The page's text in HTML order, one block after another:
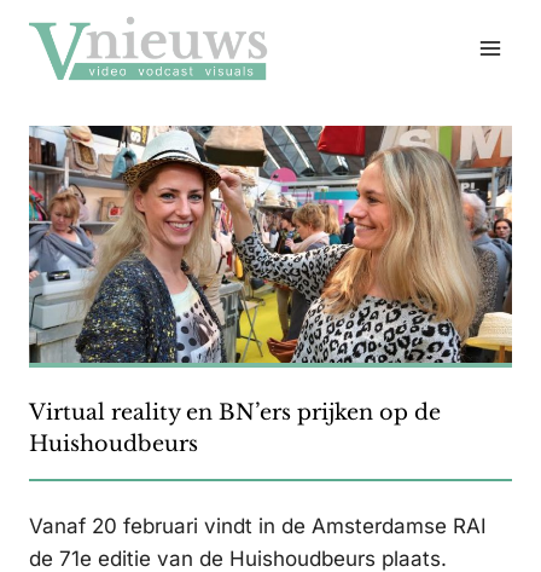
naar
inhoud
Virtual reality en BN’ers prijken op de
Huishoudbeurs
Vanaf 20 februari vindt in de Amsterdamse RAI
de 71e editie van de Huishoudbeurs plaats.